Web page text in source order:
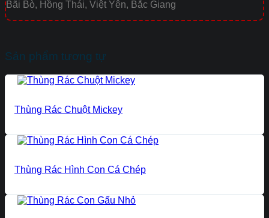
Bãi Bò, Hồng Thái, Việt Yên, Bắc Giang
Sản phẩm tương tự
Thùng Rác Chuột Mickey
Thùng Rác Hình Con Cá Chép